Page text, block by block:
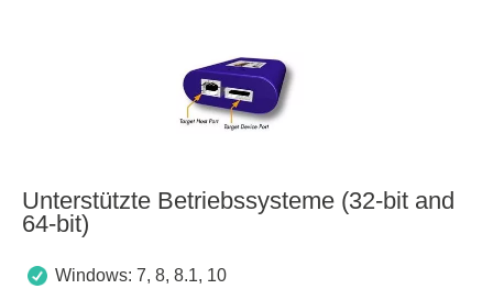
Unterstützte Betriebssysteme (32-bit and
64-bit)
Windows: 7, 8, 8.1, 10